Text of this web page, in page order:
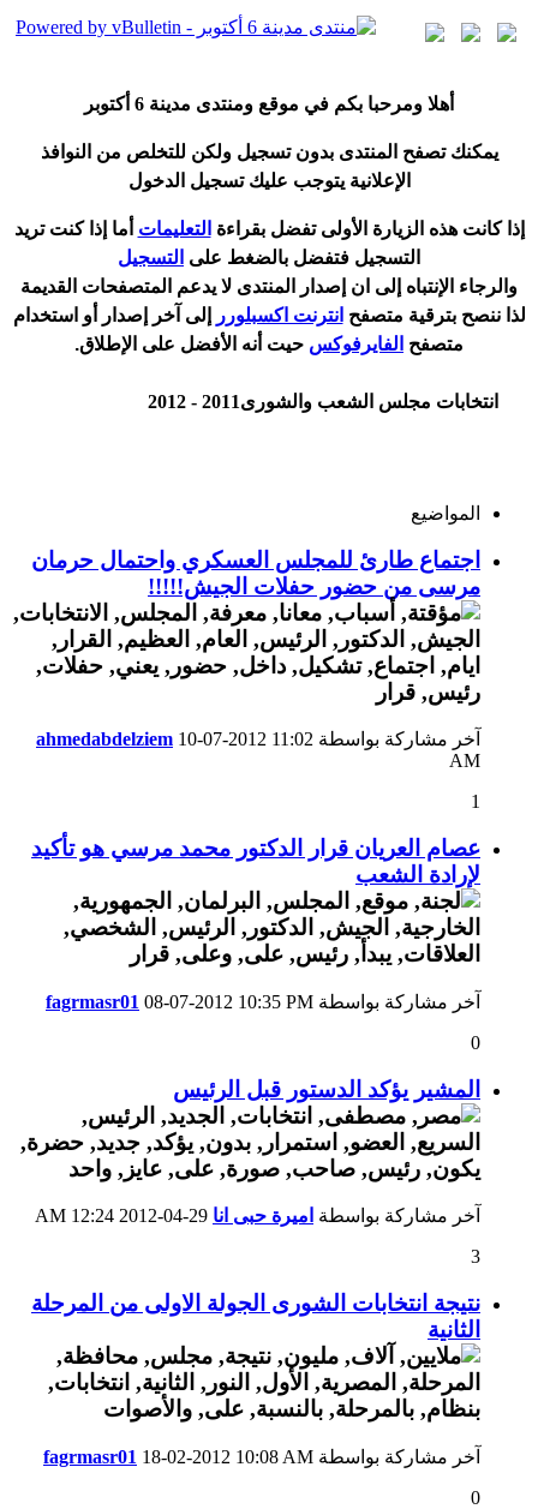
هلا ومرحبا بكم في موقع ومنتدى مدينة 6 أكتوبر
يمكنك تصفح المنتدى بدون تسجيل ولكن للتخلص من النوافذ
الإعلانية يتوجب عليك تسجيل الدخول
إذا كانت هذه الزيارة الأولى تفضل بقراءة التعليمات ما إذا كنت تريد
التسجيل فتفضل بالضغط على التسجيل
والرجاء الإنتباه إلى ان إصدار المنتدى لا يدعم المتصفحات القديمة
لذا ننصح بترقية متصفح انترنت اكسبلورر إلى آخر إصدار أو استخدام
متصفح الفايرفوكس حيت نه الأفضل على الإطلاق.
انتخابات مجلس الشعب والشورى2011 - 2012
المواضيع
اجتماع طارئ للمجلس العسكري واحتمال حرمان
مرسى من حضور حفلات الجيش!!!!!
آخر مشاركة بواسطة ahmedabdelziem 10-07-2012 11:02
AM
1
عصام العريان قرار الدكتور محمد مرسي هو تأكيد
لإرادة الشعب
آخر مشاركة بواسطة fagrmasr01 08-07-2012 10:35 PM
0
المشير يؤكد الدستور قبل الرئيس
آخر مشاركة بواسطة اميرة حبى انا
12:24 AM
3
نتيجة انتخابات الشورى الجولة الاولى من المرحلة
الثانية
آخر مشاركة بواسطة fagrmasr01 18-02-2012 10:08 AM
0